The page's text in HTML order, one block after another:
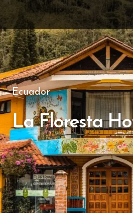
Ecuador
La Floresta